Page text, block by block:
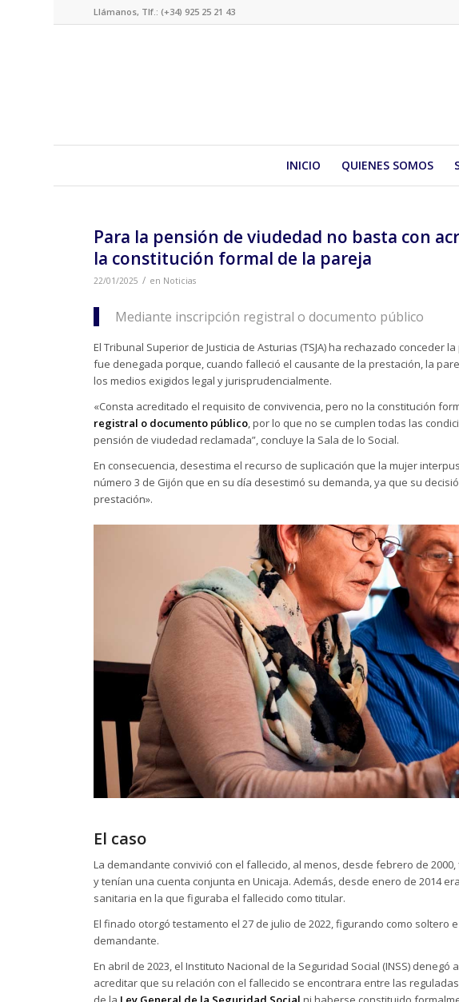
Llámanos, Tlf.: (+34) 925 25 21 43
INICIO QUIENES SOMOS
Para la pensión de viudedad no basta con
la constitución formal de la pareja
22/01/2025 / en Noticias
Mediante inscripción registral o documento público
El Tribunal Superior de Justicia de Asturias (TSJA) ha rechazado conceder
fue denegada porque, cuando falleció el causante de la prestación, la
los medios exigidos legal y jurisprudencialmente.
«Consta acreditado el requisito de convivencia, pero no la constitución
registral o documento público, por lo que no se cumplen todas las
pensión de viudedad reclamada”, concluye la Sala de lo Social.
En consecuencia, desestima el recurso de suplicación que la mujer
número 3 de Gijón que en su día desestimó su demanda, ya que su
prestación».
El caso
La demandante convivió con el fallecido, al menos, desde febrero de
y tenían una cuenta conjunta en Unicaja. Además, desde enero de 2014
sanitaria en la que figuraba el fallecido como titular.
El finado otorgó testamento el 27 de julio de 2022, figurando como
demandante.
En abril de 2023, el Instituto Nacional de la Seguridad Social (INSS)
acreditar que su relación con el fallecido se encontrara entre las